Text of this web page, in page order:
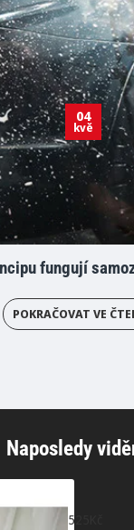
04
kvě
fungují
POKRAČOVAT VE
Naposledy
525Kč